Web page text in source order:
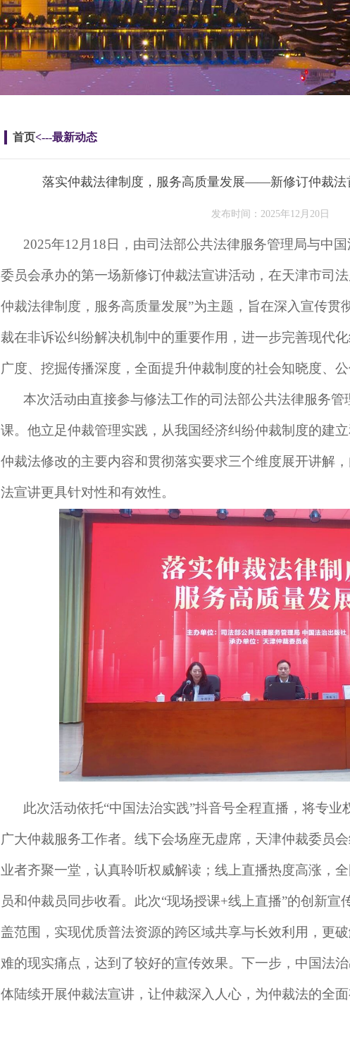
首页<---最新动态
落实仲裁法律制度，服务高质量发展——新修订仲裁法
发布时间：2025年12月20日
2025年12月18日，由司法部公共法律服务管理局与中
委员会承办的第一场新修订仲裁法宣讲活动，在天津市司
仲裁法律制度，服务高质量发展”为主题，旨在深入宣传贯
裁在非诉讼纠纷解决机制中的重要作用，进一步完善现代
广度、挖掘传播深度，全面提升仲裁制度的社会知晓度、公
本次活动由直接参与修法工作的司法部公共法律服务
课。他立足仲裁管理实践，从我国经济纠纷仲裁制度的建
仲裁法修改的主要内容和贯彻落实要求三个维度展开讲解
法宣讲更具针对性和有效性。
此次活动依托“中国法治实践”抖音号全程直播，将专业
广大仲裁服务工作者。线下会场座无虚席，天津仲裁委员
业者齐聚一堂，认真聆听权威解读；线上直播热度高涨，
员和仲裁员同步收看。此次“现场授课+线上直播”的创新宣
盖范围，实现优质普法资源的跨区域共享与长效利用，更
难的现实痛点，达到了较好的宣传效果。下一步，中国法
体陆续开展仲裁法宣讲，让仲裁深入人心，为仲裁法的全面